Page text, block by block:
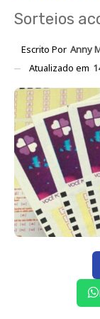
Sorteios
Escrito Por Anny
Atualizado em